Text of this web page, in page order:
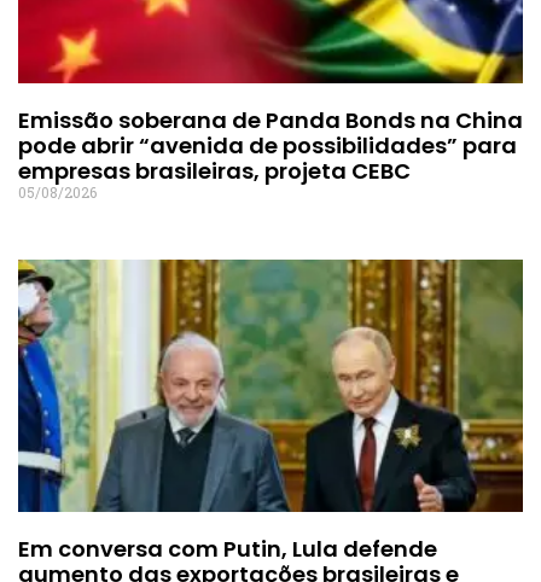
Emissão soberana de Panda Bonds na China
pode abrir “avenida de possibilidades” para
empresas brasileiras, projeta CEBC
05/08/2026
Em conversa com Putin, Lula defende
aumento das exportações brasileiras e